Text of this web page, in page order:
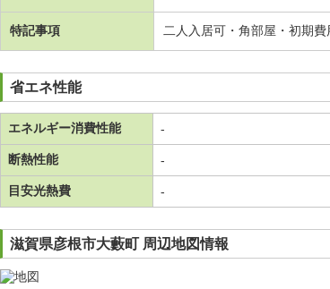
特記事項 二人入居可・角部屋・初期
省エネ性能
エネルギー消費性能 -
断熱性能 -
目安光熱費 -
滋賀県彦根市大藪町 周辺地図情報